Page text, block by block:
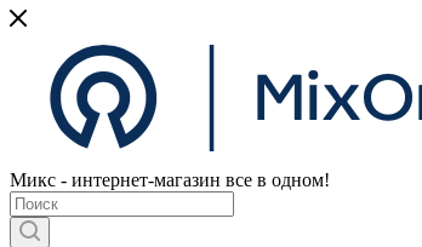
Микс - интернет-магазин все в одном!